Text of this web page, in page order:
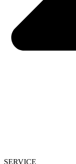
SERVICE